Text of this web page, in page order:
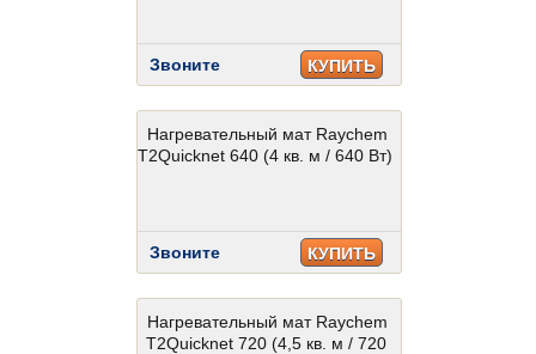
Звоните КУПИТЬ
Нагревательный мат Raychem
T2Quicknet 640 (4 кв. м / 640 Вт)
Звоните КУПИТЬ
Нагревательный мат Raychem
T2Quicknet 720 (4,5 кв. м / 720